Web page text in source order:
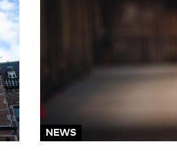
NEWS